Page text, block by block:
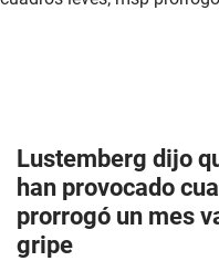
Lustemberg dijo
han provocado
prorrogó un mes
gripe